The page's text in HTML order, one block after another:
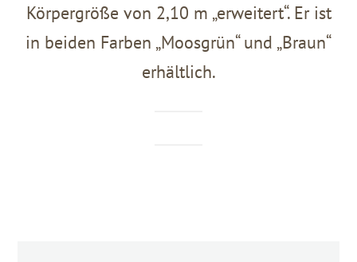
Körpergröße von 2,10 m „erweitert“. Er ist
in beiden Farben „Moosgrün“ und „Braun“
erhältlich.